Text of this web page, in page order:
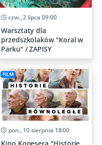
czw., 2 lipca 09:00
Warsztaty dla
przedszkolaków "Koral w
Parku" / ZAPISY
FILM
pon., 10 sierpnia 18:00